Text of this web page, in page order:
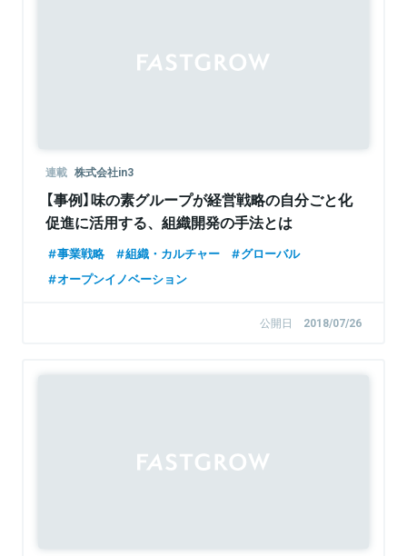
連載 株式会社in3
【事例】味の素グループが経営戦略の自分ごと化
促進に活用する、組織開発の手法とは
事業戦略 組織・カルチャー
グローバル
オープンイノベーション
公開日 2018/07/26